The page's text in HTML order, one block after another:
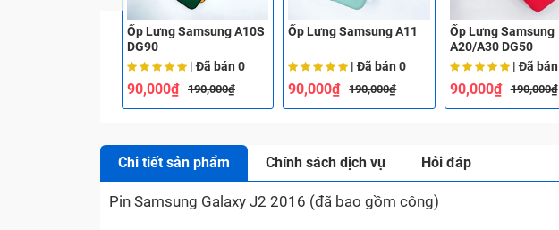
Ốp Lưng Samsung A10S
DG90
| Đã bán 0
90,000₫ 190,000₫
Ốp Lưng Samsung A11
| Đã bán0
90,000₫ 190,000₫
Ốp Lưng Samsung
A20/A30 DG50
| Đã bán
90,000₫ 190,000₫
Chi tiết sản phẩm Chính sách dịch vụ Hỏi đáp
Pin Samsung Galaxy J2 2016 (đã bao gồm công)